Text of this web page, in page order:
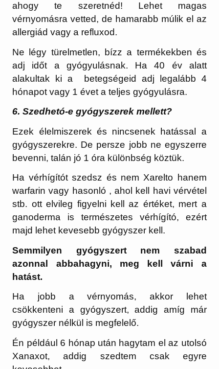
ahogy te szeretnéd! Lehet magas
vérnyomásra vetted, de hamarabb múlik el az
allergiád vagy a refluxod.
Ne légy türelmetlen, bízz a termékekben és
adj időt a gyógyulásnak. Ha 40 év alatt
alakultak ki a betegségeid adj legalább 4
hónapot vagy 1 évet a teljes gyógyulásra.
6. Szedhetó-e gyógyszerek mellett?
Ezek élelmiszerek és nincsenek hatással a
gyógyszerekre. De persze jobb ne egyszerre
bevenni, talán jó 1 óra különbség köztük.
Ha vérhígítót szedsz és nem Xarelto hanem
warfarin vagy hasonló , ahol kell havi vérvétel
stb. ott elvileg figyelni kell az értéket, mert a
ganoderma is természetes vérhígító, ezért
majd lehet kevesebb gyógyszer kell.
Semmilyen gyógyszert nem szabad
azonnal abbahagyni, meg kell várni a
hatást.
Ha jobb a vérnyomás, akkor lehet
csökkenteni a gyógyszert, addig amíg már
gyógyszer nélkül is megfelelő.
Én például 6 hónap után hagytam el az utolsó
Xanaxot, addig szedtem csak egyre